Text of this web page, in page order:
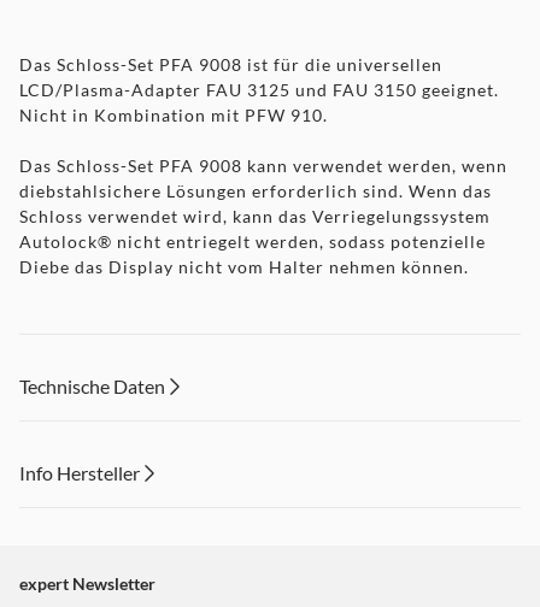
Das Schloss-Set PFA 9008 ist für die universellen
LCD/Plasma-Adapter FAU 3125 und FAU 3150 geeignet.
Nicht in Kombination mit PFW 910.
Das Schloss-Set PFA 9008 kann verwendet werden, wenn
diebstahlsichere Lösungen erforderlich sind. Wenn das
Schloss verwendet wird, kann das Verriegelungssystem
Autolock® nicht entriegelt werden, sodass potenzielle
Diebe das Display nicht vom Halter nehmen können.
Technische Daten
Info Hersteller
"Marketing".
expert Newsletter